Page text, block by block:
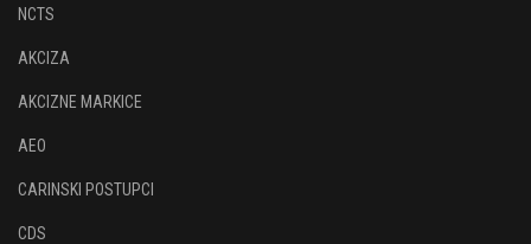
NCTS
AKCIZA
AKCIZNE MARKICE
AEO
CARINSKI POSTUPCI
CDS